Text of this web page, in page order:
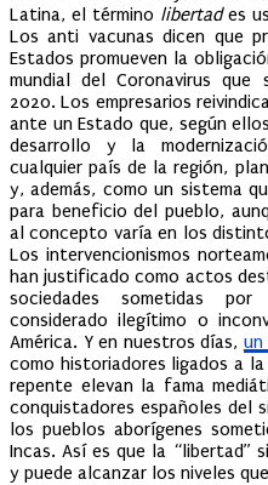
Latina, el término libertades
Los anti vacunas dicen que
Estados promueven la
mundial del Coronavirus que
2020. Los empresarios
ante un Estado que, según
desarrollo y la
cualquier país de la región,
y, además, como un sistema
para beneficio del pueblo,
al concepto varía en los
Los intervencionismos
han justificado como actos
sociedades sometidas
considerado ilegítimo o
América. Y en nuestros días, un
como historiadores ligados a
repente elevan la fama
conquistadores españoles del
los pueblos aborígenes
Incas. Así es que la “libertad”
y puede alcanzar los niveles